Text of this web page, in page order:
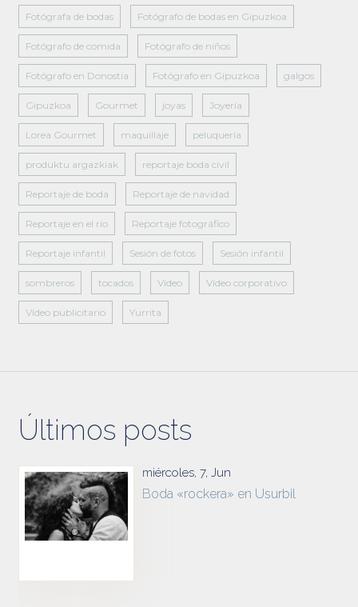
Fotógrafa de bodas Fotógrafo de bodas en Gipuzkoa
Fotógrafo de comida Fotógrafo de niños
Fotógrafo en Donostia Fotógrafo en Gipuzkoa galgos
Gipuzkoa Gourmet joyas Joyería
Lorea Gourmet maquillaje peluquería
produktu argazkiak reportaje boda civil
Reportaje de boda Reportaje de navidad
Reportaje en el río Reportaje fotográfico
Reportaje infantil Sesión de fotos Sesión infantil
sombreros tocados Vídeo Vídeo corporativo
Vídeo publicitario Yurrita
Últimos posts
miércoles, 7, Jun
Boda «rockera» en Usurbil